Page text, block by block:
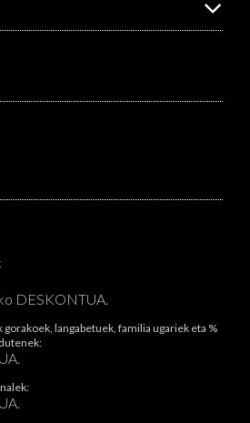
DESKONTUA.
langabetuek, familia ugariek eta %